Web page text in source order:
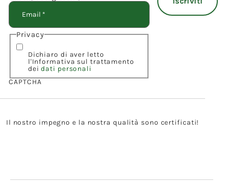
Privacy
Dichiaro di aver letto
l'Informativa sul trattamento
deidati personali
CAPTCHA
Il nostro impegno e la nostra qualità sono certificati!